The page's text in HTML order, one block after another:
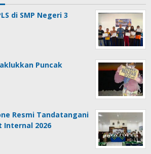
di SMP Negeri 3
Puncak
Resmi Tandatangani
Internal 2026